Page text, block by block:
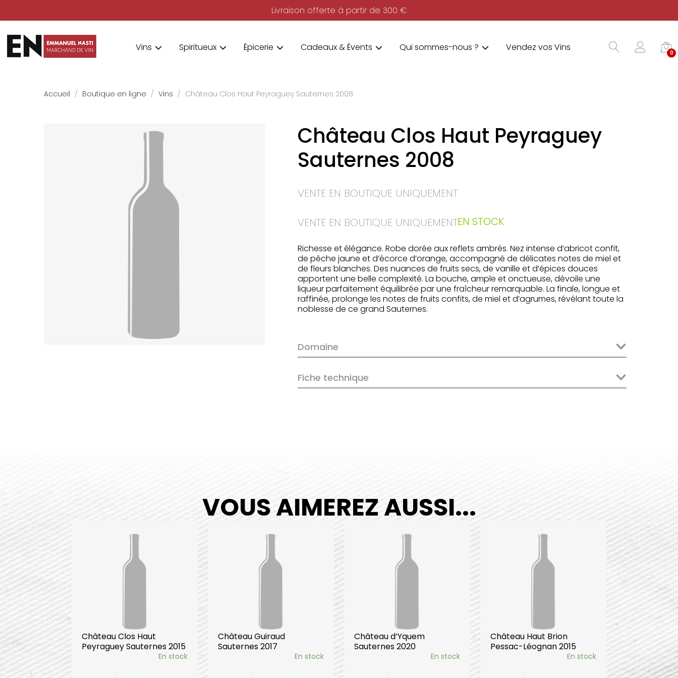
Livraison offerte à partir de 300 €
Vins Spiritueux Épicerie Cadeaux & Évents Qui sommes-nous ? Vendez vos Vins 0
Accueil Boutique en ligne Vins Château Clos Haut Peyraguey Sauternes 2008
Château Clos Haut Peyraguey
Sauternes 2008
VENTE EN BOUTIQUE UNIQUEMENT
VENTE EN BOUTIQUE UNIQUEMENTEN STOCK
Richesse et élégance. Robe dorée aux reflets ambrés. Nez intense d’abricot confit,
de pêche jaune et d’écorce d’orange, accompagné de délicates notes de miel et
de fleurs blanches. Des nuances de fruits secs, de vanille et d’épices douces
apportent une belle complexité. La bouche, ample et onctueuse, dévoile une
liqueur parfaitement équilibrée par une fraîcheur remarquable. La finale, longue et
raffinée, prolonge les notes de fruits confits, de miel et d’agrumes, révélant toute la
noblesse de ce grand Sauternes.
Domaine
Fiche technique
VOUS AIMEREZ AUSSI...
Château Clos Haut
Peyraguey Sauternes 2015
En stock
Château Guiraud
Sauternes 2017
En stock
Château d’Yquem
Sauternes 2020
En stock
Château Haut Brion
Pessac-Léognan 2015
En stock